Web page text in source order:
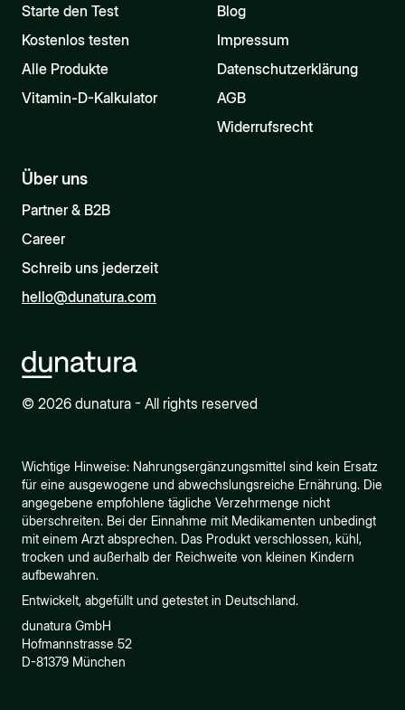
Starte den Test
Kostenlos testen
Alle Produkte
Vitamin-D-Kalkulator
Blog
Impressum
Datenschutzerklärung
AGB
Widerrufsrecht
Über uns
Partner & B2B
Career
Schreib uns jederzeit
hello@dunatura.com
© 2026 dunatura - All rights reserved
Wichtige Hinweise: Nahrungsergänzungsmittel sind kein Ersatz
für eine ausgewogene und abwechslungsreiche Ernährung. Die
angegebene empfohlene tägliche Verzehrmenge nicht
überschreiten. Bei der Einnahme mit Medikamenten unbedingt
mit einem Arzt absprechen. Das Produkt verschlossen, kühl,
trocken und außerhalb der Reichweite von kleinen Kindern
aufbewahren.
Entwickelt, abgefüllt und getestet in Deutschland.
dunatura GmbH
Hofmannstrasse 52
D-81379 München